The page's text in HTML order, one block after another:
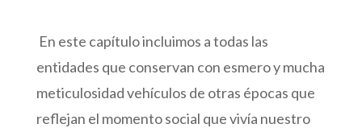
En este capítulo incluimos a todas las
entidades que conservan con esmero y mucha
meticulosidad vehículos de otras épocas que
reflejan el momento social que vivía nuestro